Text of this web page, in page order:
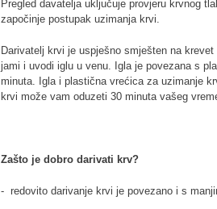
Pregled davatelja uključuje provjeru krvnog
započinje postupak uzimanja krvi.
Darivatelj krvi je uspješno smješten na
jami i uvodi iglu u venu. Igla je povezana s
minuta. Igla i plastična vrećica za uzimanje
krvi može vam oduzeti 30 minuta vašeg
Zašto je dobro darivati krv?
- redovito darivanje krvi je povezano i s